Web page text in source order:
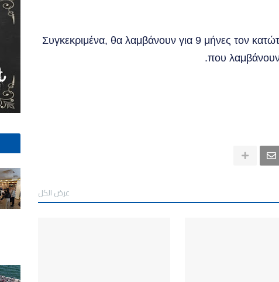
Συγκεκριμένα, θα λαμβάνουν για 9 μήνες τον
που λαμβάνουν
عرض الكل